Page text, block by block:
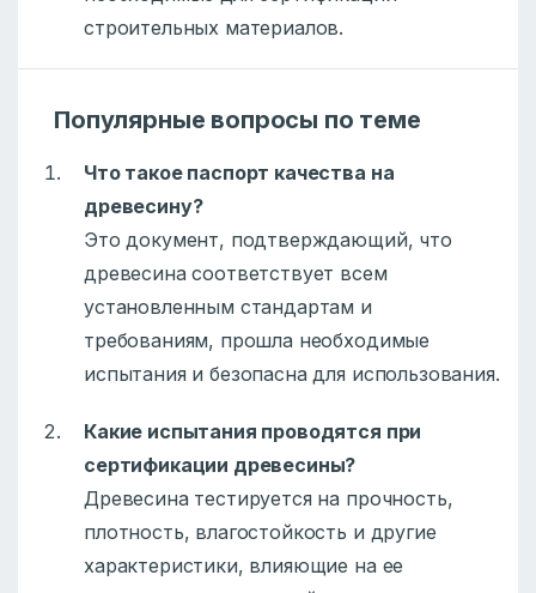
строительных материалов.
Популярные вопросы по теме
Что такое паспорт качества на
древесину?
Это документ, подтверждающий, что
древесина соответствует всем
установленным стандартам и
требованиям, прошла необходимые
испытания и безопасна для использования.
Какие испытания проводятся при
сертификации древесины?
Древесина тестируется на прочность,
плотность, влагостойкость и другие
характеристики, влияющие на ее